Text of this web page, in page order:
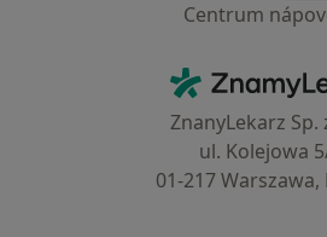
Centrum
ZnanyLekarz Sp.
ul. Kolejowa
01-217 Warszawa,